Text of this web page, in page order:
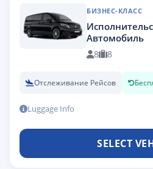
БИЗНЕС-КЛАСС
Автомобиль
8 8
Отслеживание Рейсов
Luggage Info
SELECT